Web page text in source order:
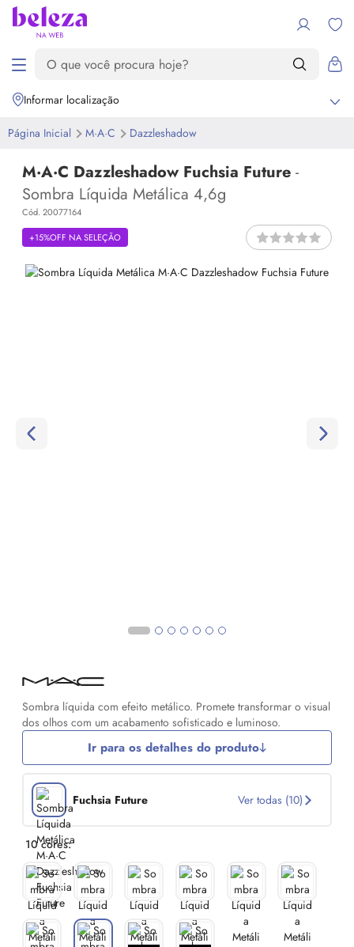
Informar localização
Página Inicial M·A·C Dazzleshadow
M·A·C Dazzleshadow Fuchsia Future -
Sombra Líquida Metálica 4,6g
Cód. 20077164
+15%OFF NA SELEÇÃO
Sombra líquida com efeito metálico. Promete transformar o visual
dos olhos com um acabamento sofisticado e luminoso.
Ir para os detalhes do produto
Fuchsia Future Ver todas (10)
10 cores: